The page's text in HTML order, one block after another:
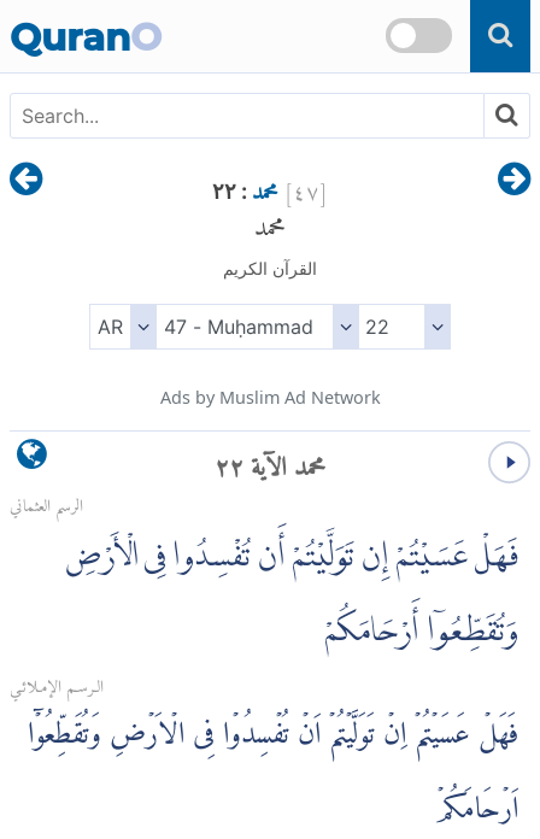
Skip to main content
QuranO
[٤٧]محمد : ٢٢ محمد
القرآن الكريم
Ads by Muslim Ad Network
محمد الآية ٢٢
الرسم العثماني
فَهَلْ عَسَيْتُمْ إِن تَوَلَّيْتُمْ أَن تُفْسِدُوا فِى الْأَرْضِ
وَتُقَطِّعُوٓا أَرْحَامَكُمْ
الـرسـم الإمـلائـي
فَهَلۡ عَسَيۡتُمۡ اِنۡ تَوَلَّيۡتُمۡ اَنۡ تُفۡسِدُوۡا فِى الۡاَرۡضِ وَتُقَطِّعُوۡۤا
اَرۡحَامَكُمۡ